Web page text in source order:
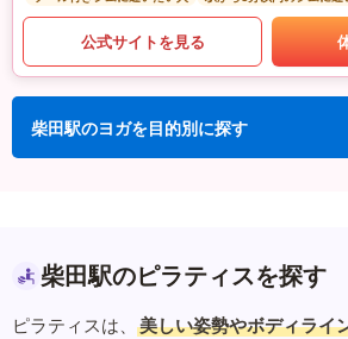
公式サイトを見る
柴田駅のヨガを目的別に探す
柴田駅のピラティスを探す
ピラティスは、 美しい姿勢やボディライ